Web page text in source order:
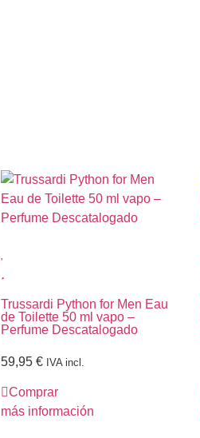
Trussardi Python for Men Eau
de Toilette 50 ml vapo –
Perfume Descatalogado
59,95€ IVA incl.
Comprar
más información